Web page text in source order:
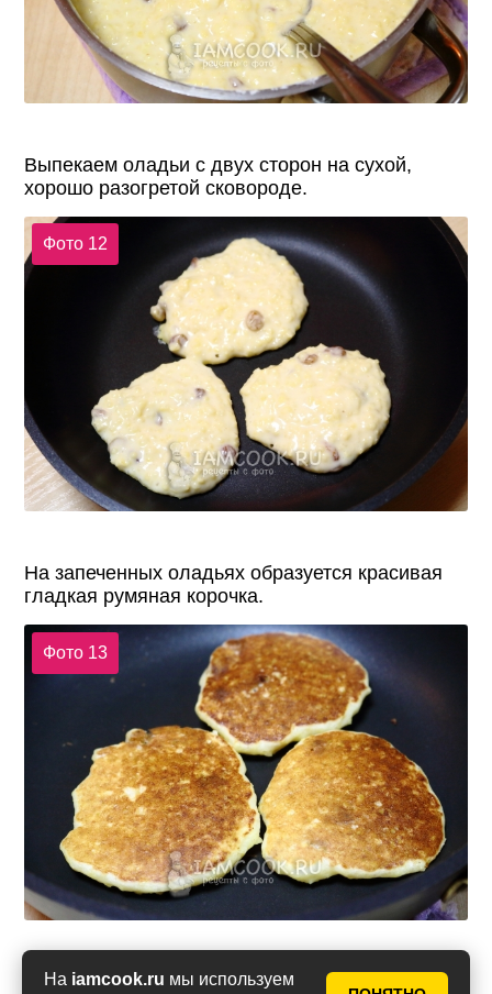
На iamcook.ru мы используем
Выпекаем оладьи с двух сторон на сухой,
хорошо разогретой сковороде.
Фото 12
На запеченных оладьях образуется красивая
гладкая румяная корочка.
Фото 13
Оладьи из пшенной каши готовы!